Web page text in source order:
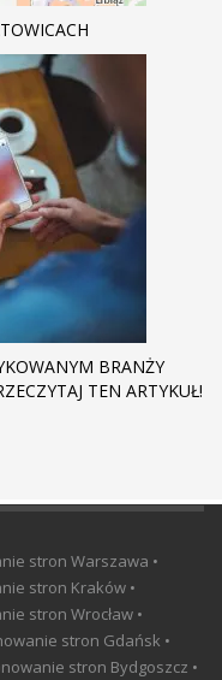
BRANŻY
TEN ARTYKUŁ!
stron Warszawa •
stron Kraków •
stron Wrocław •
stron Gdańsk •
stron Bydgoszcz •